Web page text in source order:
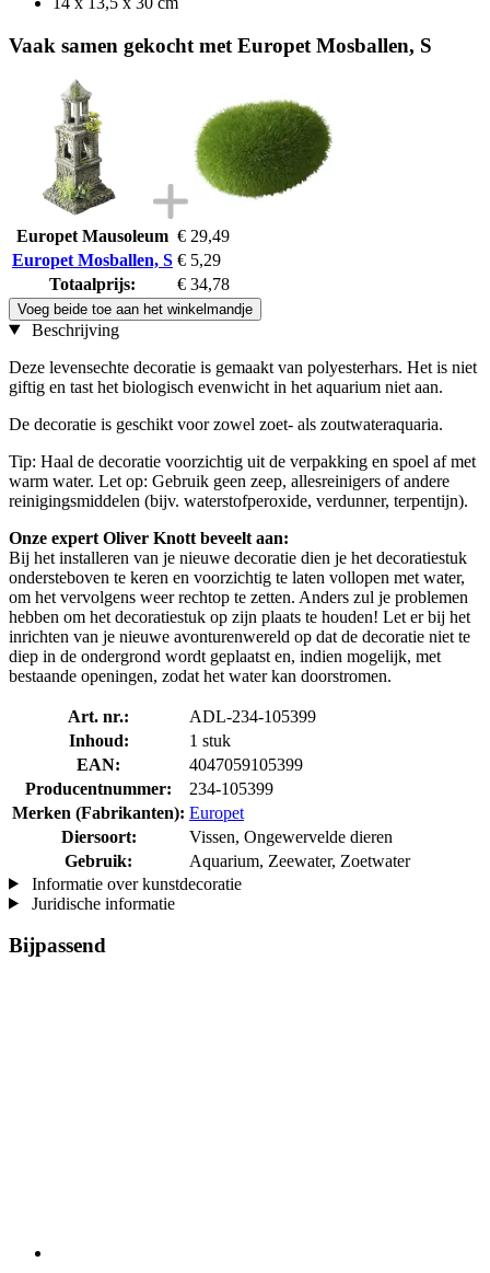
Vaak samen gekocht met Europet Mosballen, S
Europet Mausoleum € 29,49
Europet Mosballen, S € 5,29
Totaalprijs:
€ 34,78
Voeg beide toe aan het winkelmandje
Beschrijving
Deze levensechte decoratie is gemaakt van polyesterhars. Het is niet
giftig en tast het biologisch evenwicht in het aquarium niet aan.
De decoratie is geschikt voor zowel zoet- als zoutwateraquaria.
Tip: Haal de decoratie voorzichtig uit de verpakking en spoel af met
warm water. Let op: Gebruik geen zeep, allesreinigers of andere
reinigingsmiddelen (bijv. waterstofperoxide, verdunner, terpentijn).
Onze expert Oliver Knott beveelt aan:
Bij het installeren van je nieuwe decoratie dien je het decoratiestuk
ondersteboven te keren en voorzichtig te laten vollopen met water,
om het vervolgens weer rechtop te zetten. Anders zul je problemen
hebben om het decoratiestuk op zijn plaats te houden! Let er bij het
inrichten van je nieuwe avonturenwereld op dat de decoratie niet te
diep in de ondergrond wordt geplaatst en, indien mogelijk, met
bestaande openingen, zodat het water kan doorstromen.
Art. nr.:
ADL-234-105399
Inhoud:
1 stuk
EAN:
4047059105399
Producentnummer:
234-105399
Merken (Fabrikanten): Europet
Diersoort:
Vissen, Ongewervelde dieren
Gebruik:
Aquarium, Zeewater, Zoetwater
Informatie over kunstdecoratie
Juridische informatie
Bijpassend